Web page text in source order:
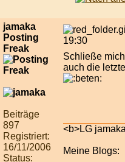
jamaka
Posting
Freak
Beiträge
897
Registriert:
16/11/2006
Status:
19:30
Schließe
auch die
<b>LG
Meine Blogs: